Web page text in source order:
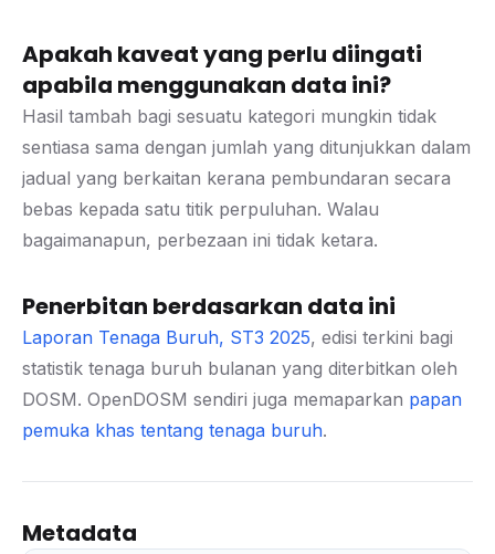
Apakah kaveat yang perlu diingati
apabila menggunakan data ini?
Hasil tambah bagi sesuatu kategori mungkin tidak
sentiasa sama dengan jumlah yang ditunjukkan dalam
jadual yang berkaitan kerana pembundaran secara
bebas kepada satu titik perpuluhan. Walau
bagaimanapun, perbezaan ini tidak ketara.
Penerbitan berdasarkan data ini
Laporan Tenaga Buruh, ST3 2025, edisi terkini bagi
statistik tenaga buruh bulanan yang diterbitkan oleh
DOSM. OpenDOSM sendiri juga memaparkan papan
pemuka khas tentang tenaga buruh.
Metadata